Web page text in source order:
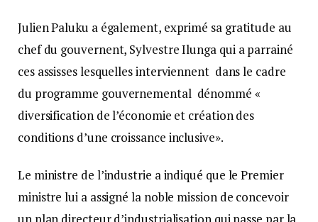
Julien Paluku a également, exprimé sa gratitude au
chef du gouvernent, Sylvestre Ilunga qui a parrainé
ces assisses lesquelles interviennent dans le cadre
du programme gouvernemental dénommé «
diversification de l’économie et création des
conditions d’une croissance inclusive».
Le ministre de l’industrie a indiqué que le Premier
ministre lui a assigné la noble mission de concevoir